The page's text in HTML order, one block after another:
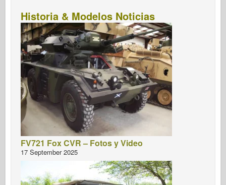
Historia & Modelos Noticias
FV721 Fox CVR – Fotos y Video
17 September 2025